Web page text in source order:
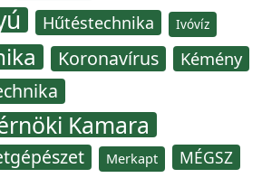
Hűtéstechnika Ivóvíz
Koronavírus Kémény
Kamara
Merkapt MÉGSZ